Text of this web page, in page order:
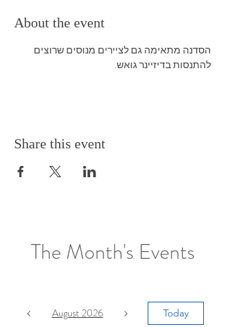
About the event
הסדנה מתאימה גם לציירים מנוסים שרוצים
להתנסות בדיזיינר גואש.
Share this event
The Month's Events
August 2026 Today